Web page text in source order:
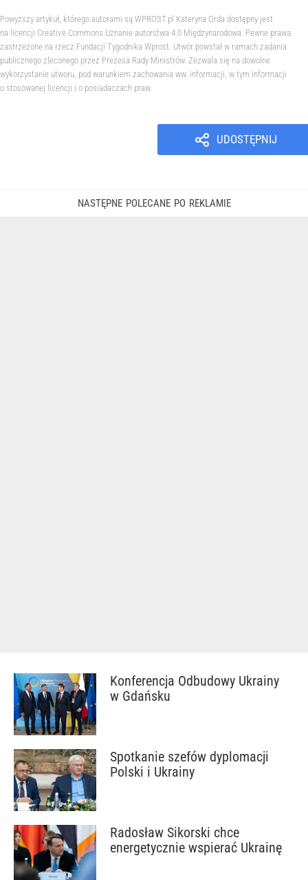
Powyższy artykuł, którego autorami są WPROST.pl Kateryna Orda dostępny jest
na licencji Creative Commons Uznanie autorstwa 4.0 Międzynarodowa. Pewne prawa
zastrzeżone na rzecz Fundacji Tygodnika Wprost. Utwór powstał w ramach zadania
publicznego zleconego przez Prezesa Rady Ministrów. Zezwala się na dowolne
wykorzystanie utworu, pod warunkiem zachowania ww. informacji, w tym informacji
o stosowanej licencji i o posiadaczach praw.
UDOSTĘPNIJ
Konferencja Odbudowy Ukrainy
w Gdańsku
Spotkanie szefów dyplomacji
Polski i Ukrainy
Radosław Sikorski chce
energetycznie wspierać Ukrainę